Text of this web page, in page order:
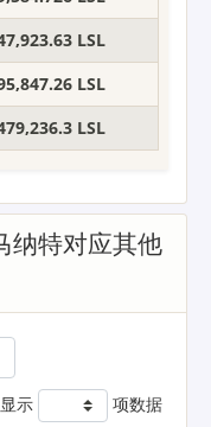
LSL
LSL
LSL
纳特对应其他
显示 项数据